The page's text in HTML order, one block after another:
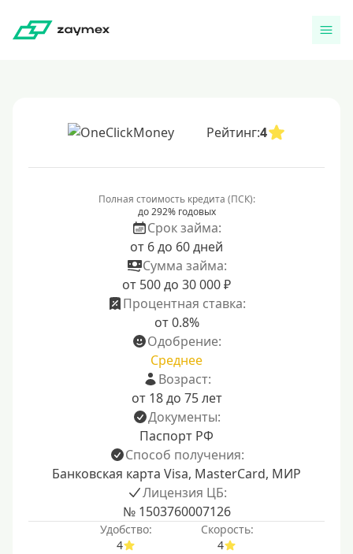
Рейтинг:4
Полная стоимость кредита (ПСК):
до 292% годовых
Срок займа:
от 6 до 60 дней
Сумма займа:
от 500 до 30 000 ₽
Процентная ставка:
от 0.8%
Одобрение:
Среднее
Возраст:
от 18 до 75 лет
Документы:
Паспорт РФ
Способ получения:
Банковская карта Visa, MasterCard, МИР
Лицензия ЦБ:
№ 1503760007126
Удобство:
4
Скорость:
4